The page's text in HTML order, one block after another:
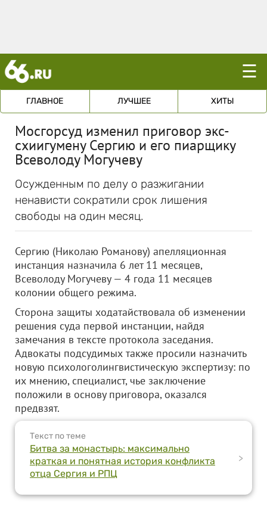
☰
ГЛАВНОЕ ЛУЧШЕЕ ХИТЫ
Мосгорсуд изменил приговор экс-
схиигумену Сергию и его пиарщику
Всеволоду Могучеву
Осужденным по делу о разжигании
ненависти сократили срок лишения
свободы на один месяц.
Сергию (Николаю Романову) апелляционная
инстанция назначила 6 лет 11 месяцев,
Всеволоду Могучеву — 4 года 11 месяцев
колонии общего режима.
Сторона защиты ходатайствовала об изменении
решения суда первой инстанции, найдя
замечания в тексте протокола заседания.
Адвокаты подсудимых также просили назначить
новую психологолингвистическую экспертизу: по
их мнению, специалист, чье заключение
положили в основу приговора, оказался
предвзят.
Текст по теме
Битва за монастырь: максимально
краткая и понятная история конфликта
отца Сергия и РПЦ
>